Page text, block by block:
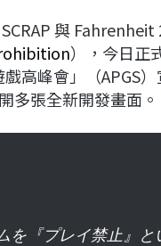
SCRAP 與
），今日正
高峰會」（APGS
多張全新開發畫面。
を『プレイ禁止』